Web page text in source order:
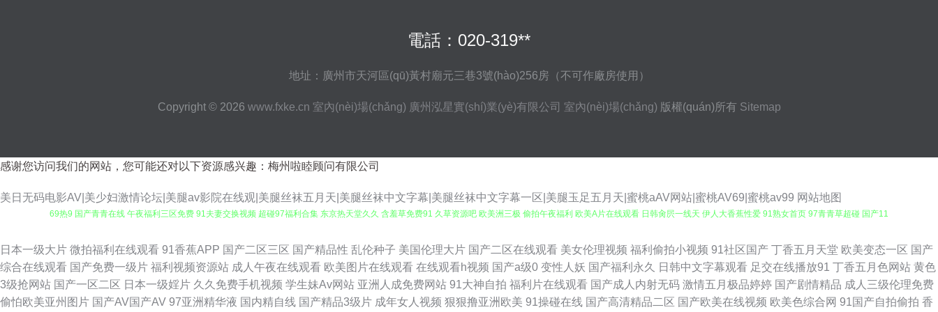
電話：020-319**
地址：廣州市天河區(qū)黃村廟元三巷3號(hào)256房（不可作廠房使用）
Copyright © 2026 www.fxke.cn 室內(nèi)場(chǎng) 廣州泓星實(shí)業(yè)有限公司 室內(nèi)場(chǎng) 版權(quán)所有 Sitemap
感谢您访问我们的网站，您可能还对以下资源感兴趣：梅州啦睦顾问有限公司
美日无码电影AV|美少妇激情论坛|美腿av影院在线观|美腿丝袜五月天|美腿丝袜中文字幕|美腿丝袜中文字幕一区|美腿玉足五月天|蜜桃aAV网站|蜜桃AV69|蜜桃av99 网站地图
69热9 国产青青在线 午夜福利三区免费 91夫妻交换视频 超碰97福利合集 东京热天堂久久 含羞草免费91 久草资源吧 欧美洲三极 偷拍午夜福利 欧美A片在线观看 日韩肏屄一线天 伊人大香蕉性爱 91熟女首页 97青青草超碰 国产11
利网成人 91在现免费网站 免费网址91 日本三级人妻 亚洲97色se 91抱起来打桩 91在线看18 黄色片日本学生妹 人妖丝袜 天美传媒毛片 亚洲黄色小说网站 2026男人网站 91在线国内 www日韩免费 成人日韩国产 韩国AV电影网址
久久草2013 日韩AV成人网 微拍福利五区 亚洲欧美另类人妖 91同城色情 avav激情主播 岛国美女的a片 国产懆懆网 久久肏屄 免费的黄网站大全 人妖操伪娘 天堂AV导航 亚洲人成人网站在 97超碰成人网站 超碰精华液 海角人妻91
日本一级大片 微拍福利在线观看 91香蕉APP 国产二区三区 国产精品性 乱伦种子 美国伦理大片 国产二区在线观看 美女伦理视频 福利偷拍小视频 91社区国产 丁香五月天堂 欧美变态一区 国产
综合在线观看 国产免费一级片 福利视频资源站 成人午夜在线观看 欧美图片在线观看 在线观看h视频 国产a级0 变性人妖 国产福利永久 日韩中文字幕观看 足交在线播放91 丁香五月色网站 黄色
3级抢网站 国产一区二区 日本一级婬片 久久免费手机视频 学生妹Av网站 亚洲人成免费网站 91大神自拍 福利片在线观看 国产成人内射无码 激情五月极品婷婷 国产剧情精品 成人三级伦理免费
偷怕欧美亚州图片 国产AV国产AV 97亚洲精华液 国内精自线 国产精品3级片 成年女人视频 狠狠撸亚洲欧美 91操碰在线 国产高清精品二区 国产欧美在线视频 欧美色综合网 91国产自拍偷拍 香